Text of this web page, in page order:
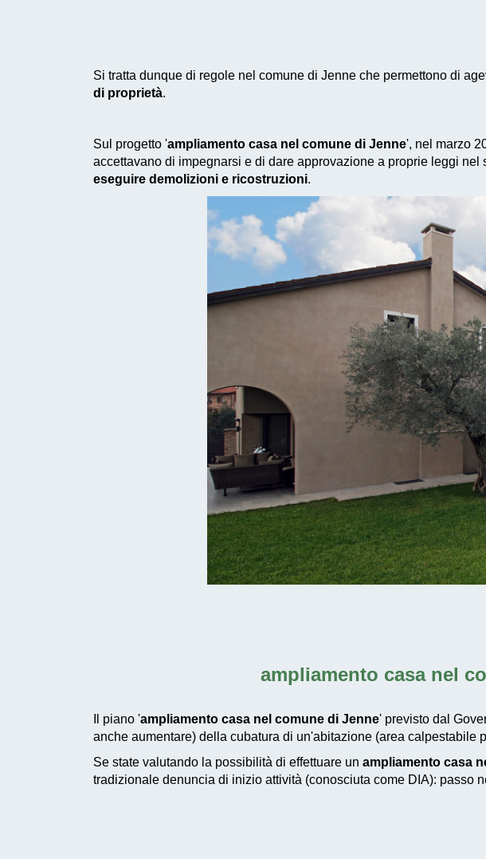
Si tratta dunque di regole nel comune di Jenne che permettono di
di proprietà.
Sul progetto 'ampliamento casa nel comune di Jenne', nel marzo
accettavano di impegnarsi e di dare approvazione a proprie leggi
eseguire demolizioni e ricostruzioni.
ampliamento casa nel
Il piano 'ampliamento casa nel comune di Jenne' previsto dal
anche aumentare) della cubatura di un'abitazione (area calpestabile
Se state valutando la possibilità di effettuare un ampliamento casa
tradizionale denuncia di inizio attività (conosciuta come DIA): passo